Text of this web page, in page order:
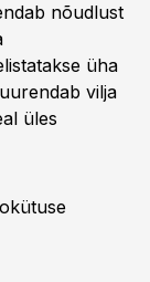
nõudlust
üha
vilja
üles